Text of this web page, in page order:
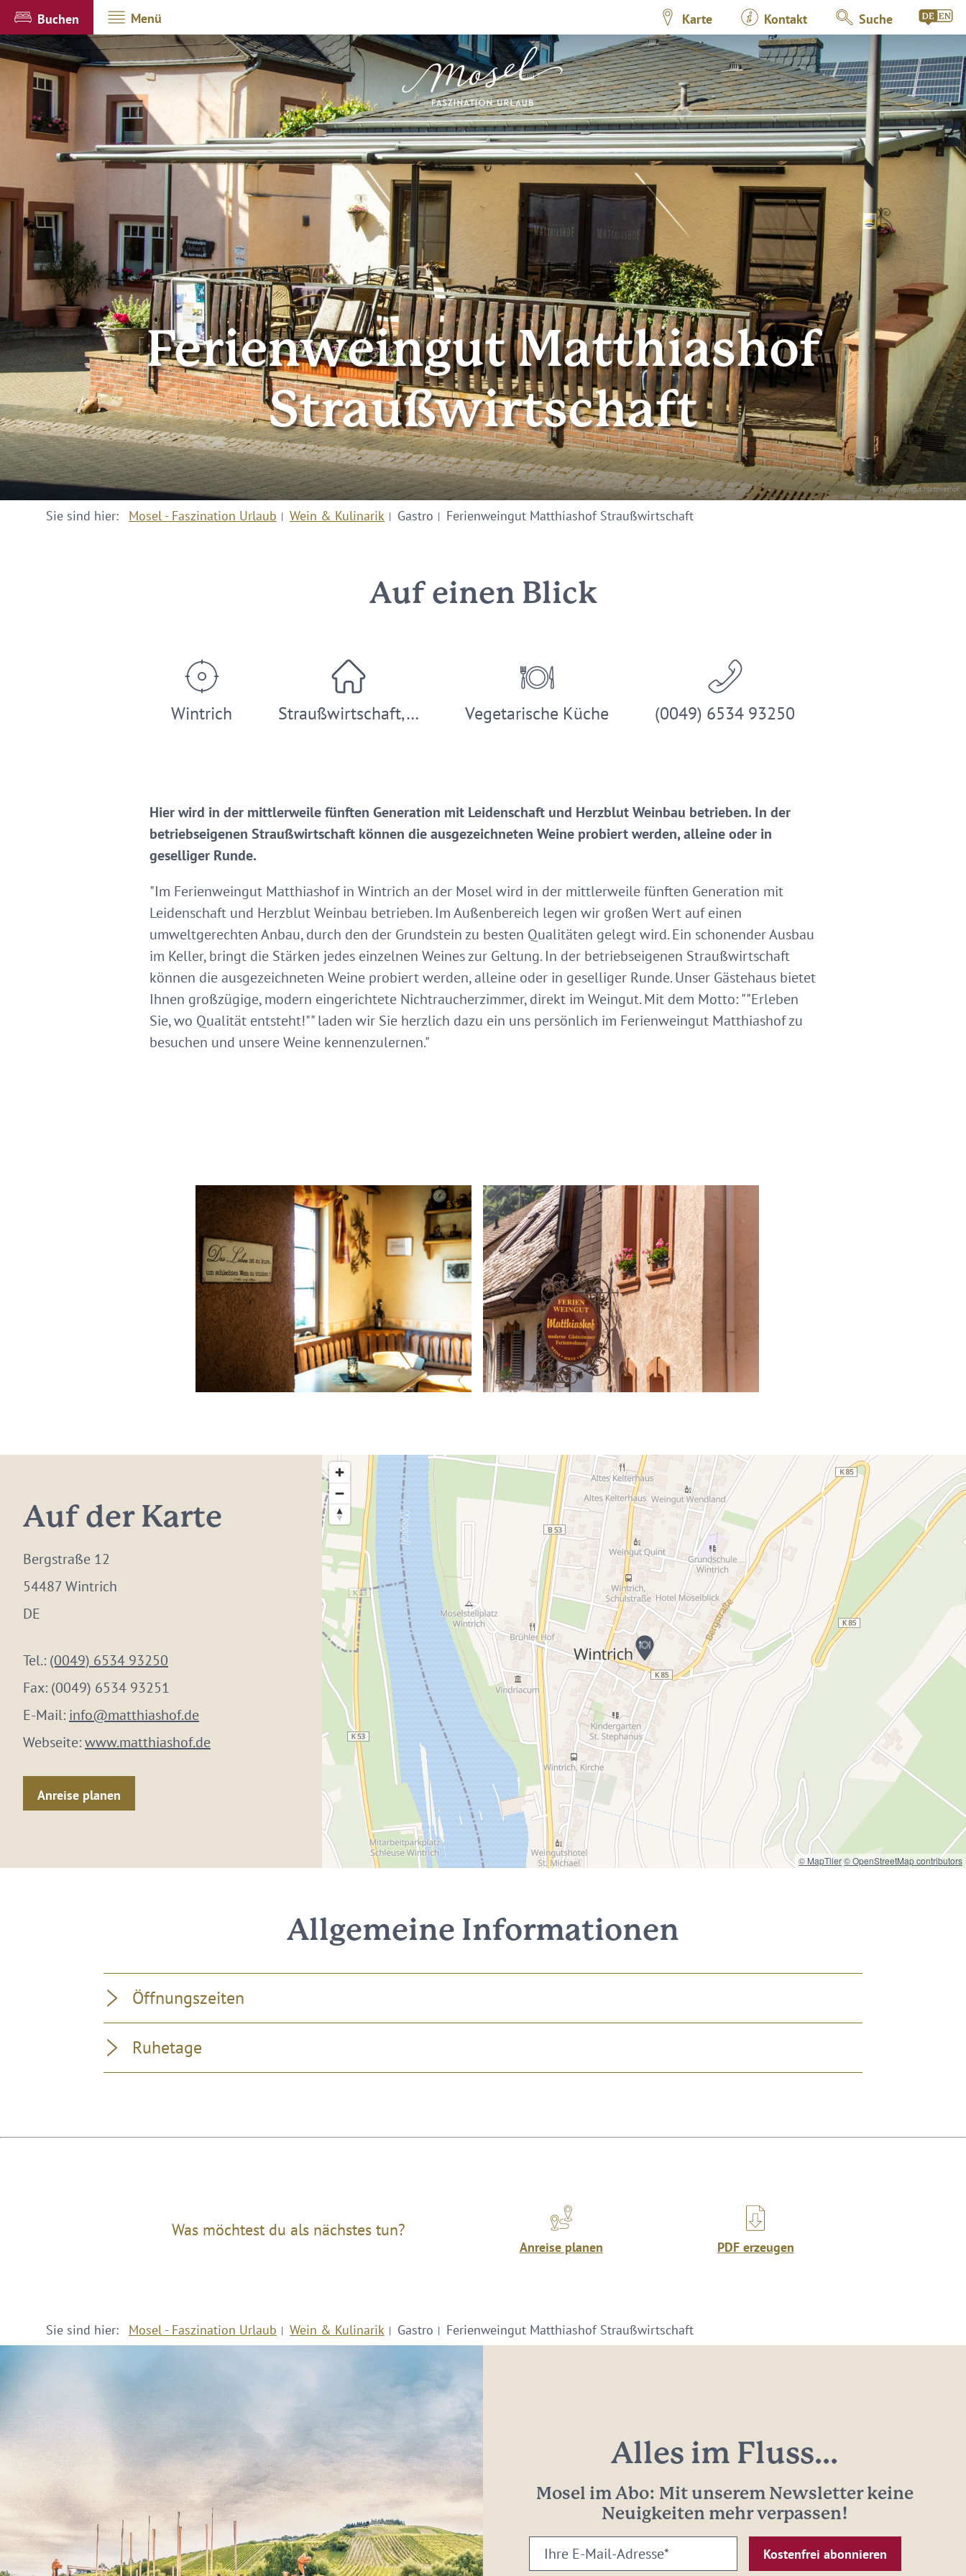
Buchen Menü Karte Kontakt Suche
© Ferienweingut Matthiashof
Ferienweingut Matthiashof
Straußwirtschaft
Sie sind hier: Mosel - Faszination Urlaub Wein & Kulinarik Gastro Ferienweingut Matthiashof Straußwirtschaft
Auf einen Blick
Wintrich Straußwirtschaft,… Vegetarische Küche (0049) 6534 93250
Hier wird in der mittlerweile fünften Generation mit Leidenschaft und Herzblut Weinbau betrieben. In der
betriebseigenen Straußwirtschaft können die ausgezeichneten Weine probiert werden, alleine oder in
geselliger Runde.
"Im Ferienweingut Matthiashof in Wintrich an der Mosel wird in der mittlerweile fünften Generation mit
Leidenschaft und Herzblut Weinbau betrieben. Im Außenbereich legen wir großen Wert auf einen
umweltgerechten Anbau, durch den der Grundstein zu besten Qualitäten gelegt wird. Ein schonender Ausbau
im Keller, bringt die Stärken jedes einzelnen Weines zur Geltung. In der betriebseigenen Straußwirtschaft
können die ausgezeichneten Weine probiert werden, alleine oder in geselliger Runde. Unser Gästehaus bietet
Ihnen großzügige, modern eingerichtete Nichtraucherzimmer, direkt im Weingut. Mit dem Motto: ""Erleben
Sie, wo Qualität entsteht!"" laden wir Sie herzlich dazu ein uns persönlich im Ferienweingut Matthiashof zu
besuchen und unsere Weine kennenzulernen."
Auf der Karte
Bergstraße 12
54487 Wintrich
DE
Tel.: (0049) 6534 93250
Fax: (0049) 6534 93251
E-Mail: info@matthiashof.de
Webseite:www.matthiashof.de
Anreise planen
© MapTiler© OpenStreetMap contributors
Allgemeine Informationen
Öffnungszeiten
Ruhetage
Was möchtest du als nächstes tun?
Anreise planen PDF erzeugen
Sie sind hier: Mosel - Faszination Urlaub Wein & Kulinarik Gastro Ferienweingut Matthiashof Straußwirtschaft
Alles im Fluss...
Mosel im Abo: Mit unserem Newsletter keine
Neuigkeiten mehr verpassen!
Ihre
E-